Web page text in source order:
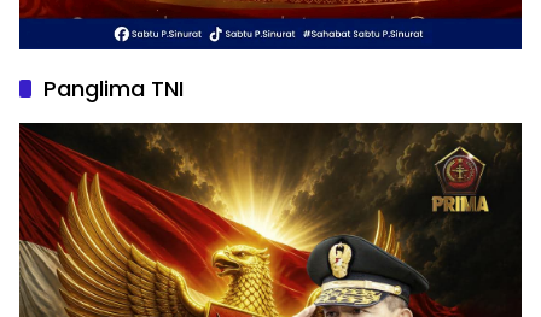
Panglima TNI